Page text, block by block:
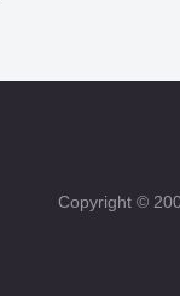
Copyright ©